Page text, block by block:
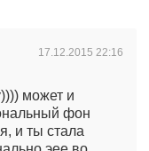
17.12.2015 22:16
может и
фон
и ты стала